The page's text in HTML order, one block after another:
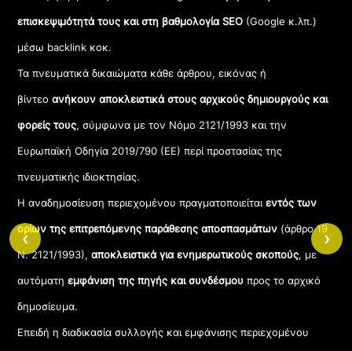
επισκεψιμότητά τους και στη βαθμολογία SEO (Google κ.λπ.)
μέσω backlink κοκ.
Τα πνευματικά δικαιώματα κάθε άρθρου, εικόνας ή
βίντεοανήκουν αποκλειστικά στους αρχικούς δημιουργούς και
φορείς τους, σύμφωνα με τον Νόμο 2121/1993 και την
Ευρωπαϊκή Οδηγία 2019/790 (ΕΕ) περί προστασίας της
πνευματικής ιδιοκτησίας.
Η αναδημοσίευση περιεχομένου πραγματοποιείταιεντός των
ορίων της επιτρεπόμενης παράθεσης αποσπασμάτων (άρθρο 19
Ν. 2121/1993), αποκλειστικά για ενημερωτικούς σκοπούς, με
αυτόματηεμφάνιση της πηγής και συνδέσμου προς το αρχικό
δημοσίευμα.
Επειδή η διαδικασία συλλογής και εμφάνισης περιεχομένου
‹ ›